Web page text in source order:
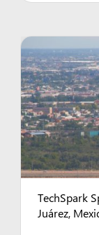
TechSpark
Juárez,